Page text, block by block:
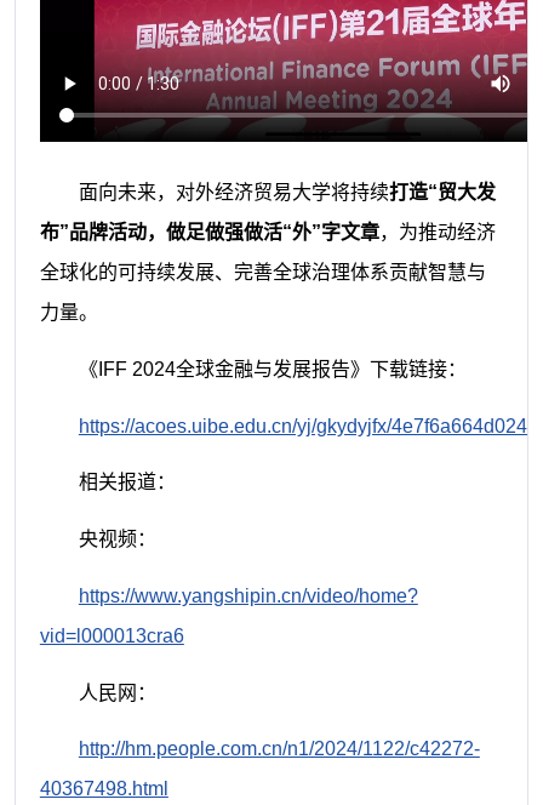
面向未来，对外经济贸易大学将持续打造“贸大发
布”品牌活动，做足做强做活“外”字文章，为推动经济
全球化的可持续发展、完善全球治理体系贡献智慧与
力量。
《IFF 2024全球金融与发展报告》下载链接：
https://acoes.uibe.edu.cn/yj/gkydyjfx/
相关报道：
央视频：
https://www.yangshipin.cn/video/home?
vid=l000013cra6
人民网：
http://hm.people.com.cn/n1/2024/1122/c42272-
40367498.html